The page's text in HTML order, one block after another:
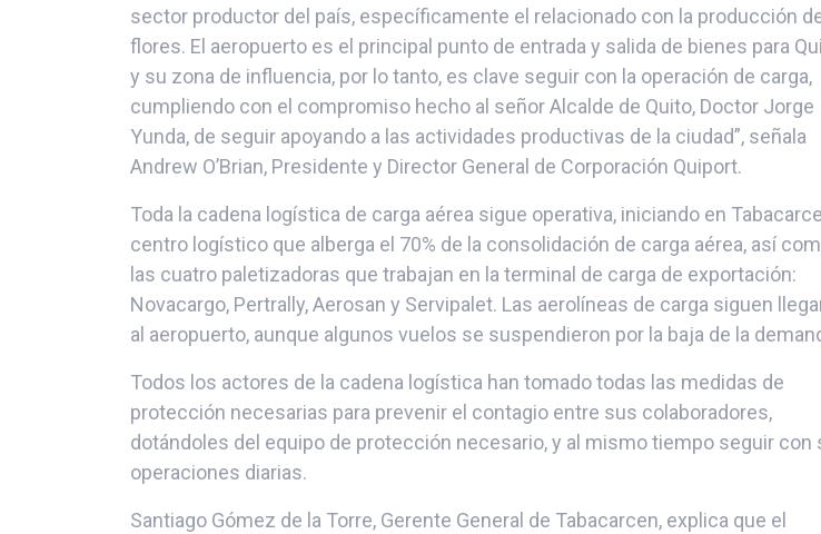
sector productor del país, específicamente el relacionado con la producción
flores. El aeropuerto es el principal punto de entrada y salida de bienes para
y su zona de influencia, por lo tanto, es clave seguir con la operación de carga,
cumpliendo con el compromiso hecho al señor Alcalde de Quito, Doctor Jorge
Yunda, de seguir apoyando a las actividades productivas de la ciudad”, señala
Andrew O’Brian, Presidente y Director General de Corporación Quiport.
Toda la cadena logística de carga aérea sigue operativa, iniciando en
centro logístico que alberga el 70% de la consolidación de carga aérea, así
las cuatro paletizadoras que trabajan en la terminal de carga de exportación:
Novacargo, Pertrally, Aerosan y Servipalet. Las aerolíneas de carga siguen
al aeropuerto, aunque algunos vuelos se suspendieron por la baja de la
Todos los actores de la cadena logística han tomado todas las medidas de
protección necesarias para prevenir el contagio entre sus colaboradores,
dotándoles del equipo de protección necesario, y al mismo tiempo seguir con
operaciones diarias.
Santiago Gómez de la Torre, Gerente General de Tabacarcen, explica que el